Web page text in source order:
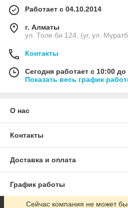
Работает с 04.10.2014
г. Алматы
ул. Толе би 124, (уг, ул.
Контакты
Сегодня работает с 10:00 до
Показать весь график
О нас
Контакты
Доставка и оплата
График работы
Сейчас компания не может